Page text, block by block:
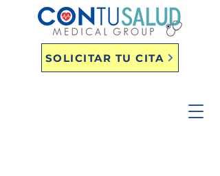
SOLICITAR TU CITA